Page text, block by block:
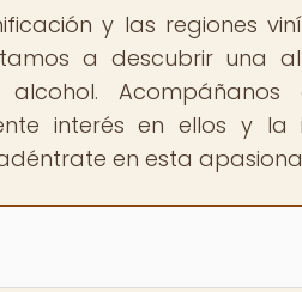
y las regiones
a descubrir una
interés en ellos y
en esta